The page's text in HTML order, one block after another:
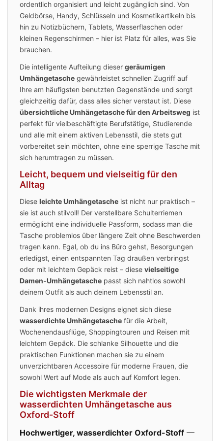
ordentlich organisiert und leicht zugänglich sind. Von
Geldbörse, Handy, Schlüsseln und Kosmetikartikeln bis
hin zu Notizbüchern, Tablets, Wasserflaschen oder
kleinen Regenschirmen – hier ist Platz für alles, was Sie
brauchen.
Die intelligente Aufteilung dieser geräumigen
Umhängetasche gewährleistet schnellen Zugriff auf
Ihre am häufigsten benutzten Gegenstände und sorgt
gleichzeitig dafür, dass alles sicher verstaut ist. Diese
übersichtliche Umhängetasche für den Arbeitsweg ist
perfekt für vielbeschäftigte Berufstätige, Studierende
und alle mit einem aktiven Lebensstil, die stets gut
vorbereitet sein möchten, ohne eine sperrige Tasche mit
sich herumtragen zu müssen.
Leicht, bequem und vielseitig für den
Alltag
Diese leichte Umhängetasche ist nicht nur praktisch –
sie ist auch stilvoll! Der verstellbare Schulterriemen
ermöglicht eine individuelle Passform, sodass man die
Tasche problemlos über längere Zeit ohne Beschwerden
tragen kann. Egal, ob du ins Büro gehst, Besorgungen
erledigst, einen entspannten Tag draußen verbringst
oder mit leichtem Gepäck reist – diese vielseitige
Damen-Umhängetasche passt sich nahtlos sowohl
deinem Outfit als auch deinem Lebensstil an.
Dank ihres modernen Designs eignet sich diese
wasserdichte Umhängetasche für die Arbeit,
Wochenendausflüge, Shoppingtouren und Reisen mit
leichtem Gepäck. Die schlanke Silhouette und die
praktischen Funktionen machen sie zu einem
unverzichtbaren Accessoire für moderne Frauen, die
sowohl Wert auf Mode als auch auf Komfort legen.
Die wichtigsten Merkmale der
wasserdichten Umhängetasche aus
Oxford-Stoff
Hochwertiger, wasserdichter Oxford-Stoff —